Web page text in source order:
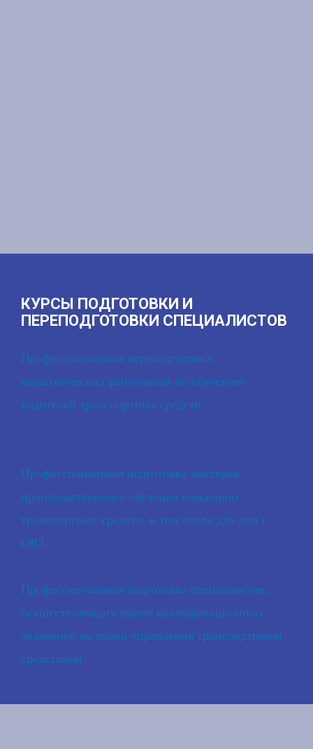
КУРСЫ ПОДГОТОВКИ И
ПЕРЕПОДГОТОВКИ СПЕЦИАЛИСТОВ
Профессиональная переподготовка
педагогических работников по обучению
водителей транспортных средств
Профессиональная подготовка мастеров
производственного обучения вождению
транспортных средств, в том числе для лиц с
ОВЗ
Профессиональная подготовка специалистов,
осуществляющих прием квалификационных
экзаменов на право управления транспортными
средствами